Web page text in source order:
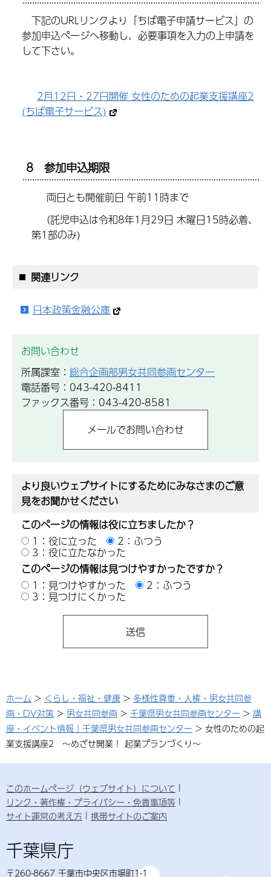
下記のURLリンクより「ちば電子申請サービス」の
参加申込ページへ移動し、必要事項を入力の上申請を
して下さい。
2月12日・27日開催 女性のための起業支援講座2
(ちば電子サービス)
8 参加申込期限
両日とも開催前日 午前11時まで
（託児申込は令和8年1月29日 木曜日15時必着、
第1部のみ)
関連リンク
日本政策金融公庫
お問い合わせ
所属課室： 総合企画部男女共同参画センター
電話番号：043-420-8411
ファックス番号：043-420-8581
より良いウェブサイトにするためにみなさまのご意
見をお聞かせください
このページの情報は役に立ちましたか？
1：役に立った
2：ふつう
3：役に立たなかった
このページの情報は見つけやすかったですか？
1：見つけやすかった
2：ふつう
3：見つけにくかった
ホーム > くらし・福祉・健康 > 多様性尊重・人権・男女共同参
画・DV対策 > 男女共同参画 > 千葉県男女共同参画センター > 講
座・イベント情報｜千葉県男女共同参画センター > 女性のための起
業支援講座2 ～めざせ開業！ 起業プランづくり～
このホームページ（ウェブサイト）について
リンク・著作権・プライバシー・免責事項等
サイト運営の考え方
携帯サイトのご案内
千葉県庁
〒260-8667 千葉市中央区市場町1-1